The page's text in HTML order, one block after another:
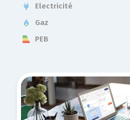
Electricité
Gaz
PEB